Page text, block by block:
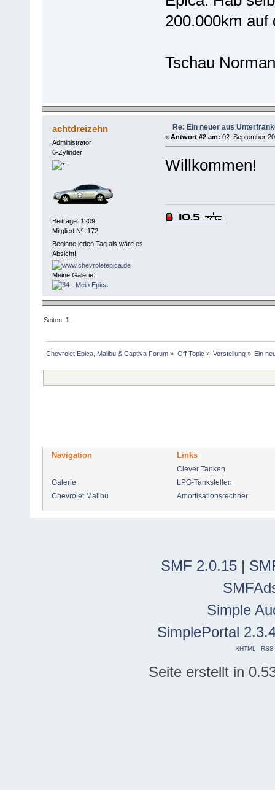
200.000km auf
Tschau Norman
achtdreizehn
Administrator
6-Zylinder
Beiträge: 1209
Mitglied Nº: 172
Beginne jeden Tag als wäre es
Absicht!
Meine Galerie:
Re: Ein neuer aus
« Antwort #2 am: 02. September
Willkommen!
Seiten:1
Chevrolet Epica, Malibu & Captiva Forum » Off Topic » Vorstellung» Ein
Navigation Links
Clever Tanken
Galerie
LPG-Tankstellen
Chevrolet Malibu
Amortisationsrechner
SMF 2.0.15 |
Simple
SimplePortal
XHTML RSS
Seite erstellt in